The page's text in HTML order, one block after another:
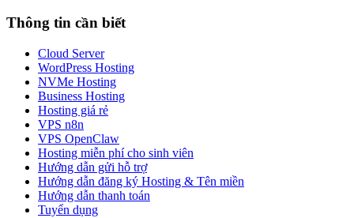
Thông tin cần biết
Cloud Server
WordPress Hosting
NVMe Hosting
Business Hosting
Hosting giá rẻ
VPS n8n
VPS OpenClaw
Hosting miễn phí cho sinh viên
Hướng dẫn gửi hỗ trợ
Hướng dẫn đăng ký Hosting & Tên miền
Hướng dẫn thanh toán
Tuyển dụng